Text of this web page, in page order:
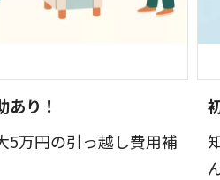
り！
5万円の引っ越し費用補